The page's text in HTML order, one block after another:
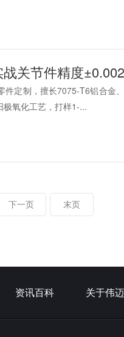
关节件精度
定制，擅长7075-T6铝合金
氧化工艺，打样1-...
下一页 末页
资讯百科 关于伟